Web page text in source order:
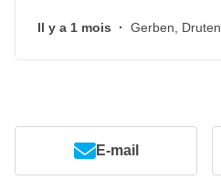
Il y a 1 mois · Gerben, Druten
E-mail